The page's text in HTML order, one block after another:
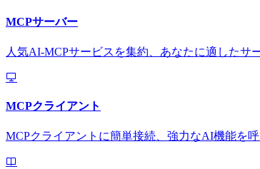
MCPサーバー
人気AI-MCPサービスを集約、あなたに適したサ
MCPクライアント
MCPクライアントに簡単接続、強力なAI機能を